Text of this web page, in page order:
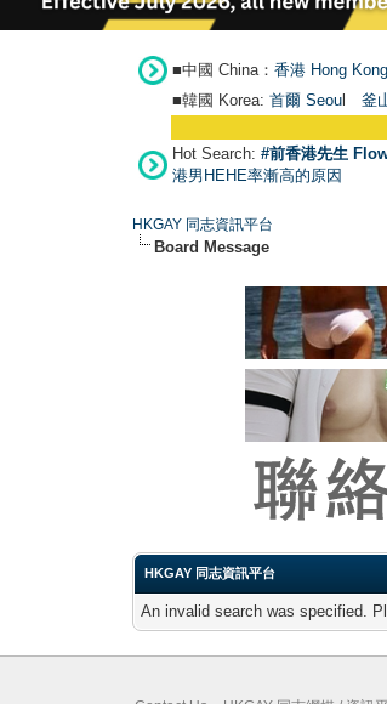
■中國 China： 香港 Hong Kong
■韓國 Korea: 首爾 Seou 釜
Hot Search: #前香港先生
港男HEHE率漸高的原因
HKGAY 同志資訊平台
Board Message
HKGAY 同志資訊平台
An invalid search was specified.